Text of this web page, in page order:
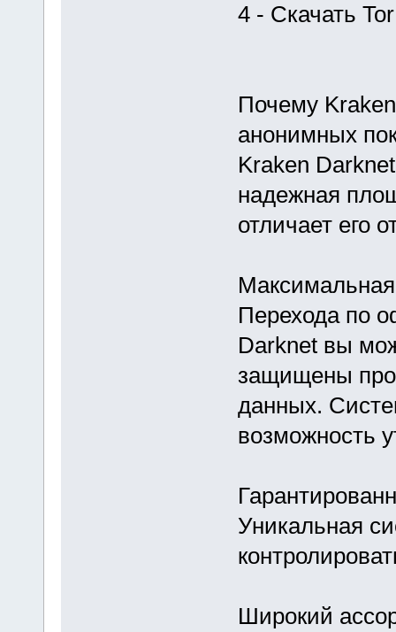
4 - Скачать
Почему
анонимных
Kraken
надежная
отличает его
Перехода по
Darknet вы
защищены
данных.
возможность
Уникальная
Широкий